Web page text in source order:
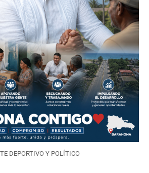
DEPORTIVO Y POLÍTICO